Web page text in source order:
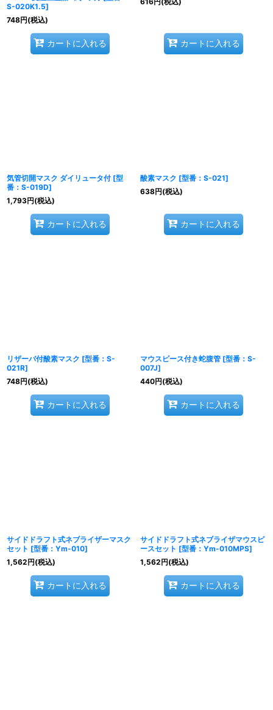
S-020K1.5]
748円(税込)
カートに入れる カートに入れる
気管切開マスク ダイリュータ付 [型
番：S-019D]
1,793円(税込)
カートに入れる
酸素マスク [型番：S-021]
638円(税込)
カートに入れる
リザーバ付酸素マスク [型番：S-
021R]
748円(税込)
カートに入れる
マウスピース付き蛇腹管 [型番：S-
007J]
440円(税込)
カートに入れる
サイドドラフト式ネブライザーマスク
セット [型番：Ym-010]
1,562円(税込)
カートに入れる
サイドドラフト式ネブライザマウスピ
ースセット [型番：Ym-010MPS]
1,562円(税込)
カートに入れる